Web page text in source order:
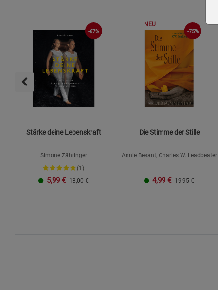
-67%
Stärke deine Lebenskraft
Simone Zähringer
(1)
5,99 € 18,00 €
NEU
-75%
Die Stimme der Stille
Annie Besant, Charles W. Leadbeater
4,99 € 19,95 €